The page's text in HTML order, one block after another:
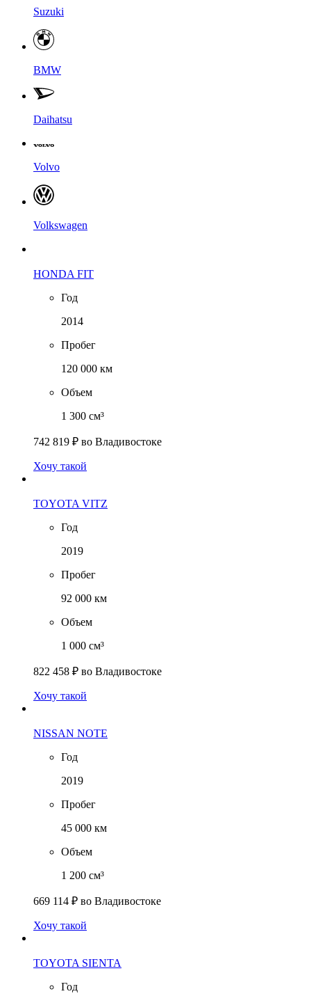
Suzuki
BMW
Daihatsu
Volvo
Volkswagen
HONDA FIT
Год
2014
Пробег
120 000 км
Объем
1 300 см³
742 819 ₽ во Владивостоке
Хочу такой
TOYOTA VITZ
Год
2019
Пробег
92 000 км
Объем
1 000 см³
822 458 ₽ во Владивостоке
Хочу такой
NISSAN NOTE
Год
2019
Пробег
45 000 км
Объем
1 200 см³
669 114 ₽ во Владивостоке
Хочу такой
TOYOTA SIENTA
Год